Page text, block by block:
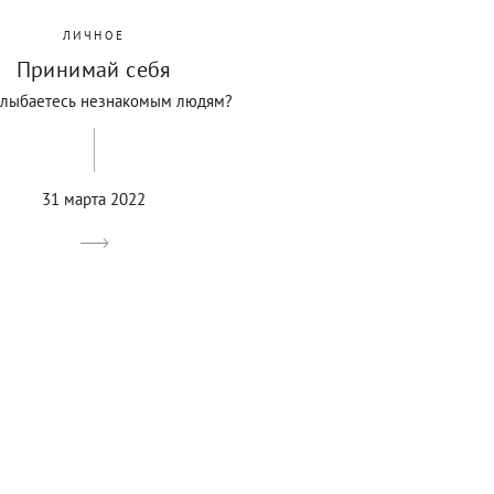
ЛИЧНОЕ
Принимай себя
незнакомым людям?
31 марта 2022